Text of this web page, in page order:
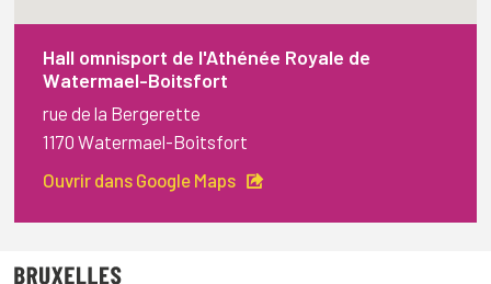
Hall omnisport de l'Athénée Royale de
Watermael-Boitsfort
rue de la Bergerette
1170 Watermael-Boitsfort
Ouvrir dans Google Maps